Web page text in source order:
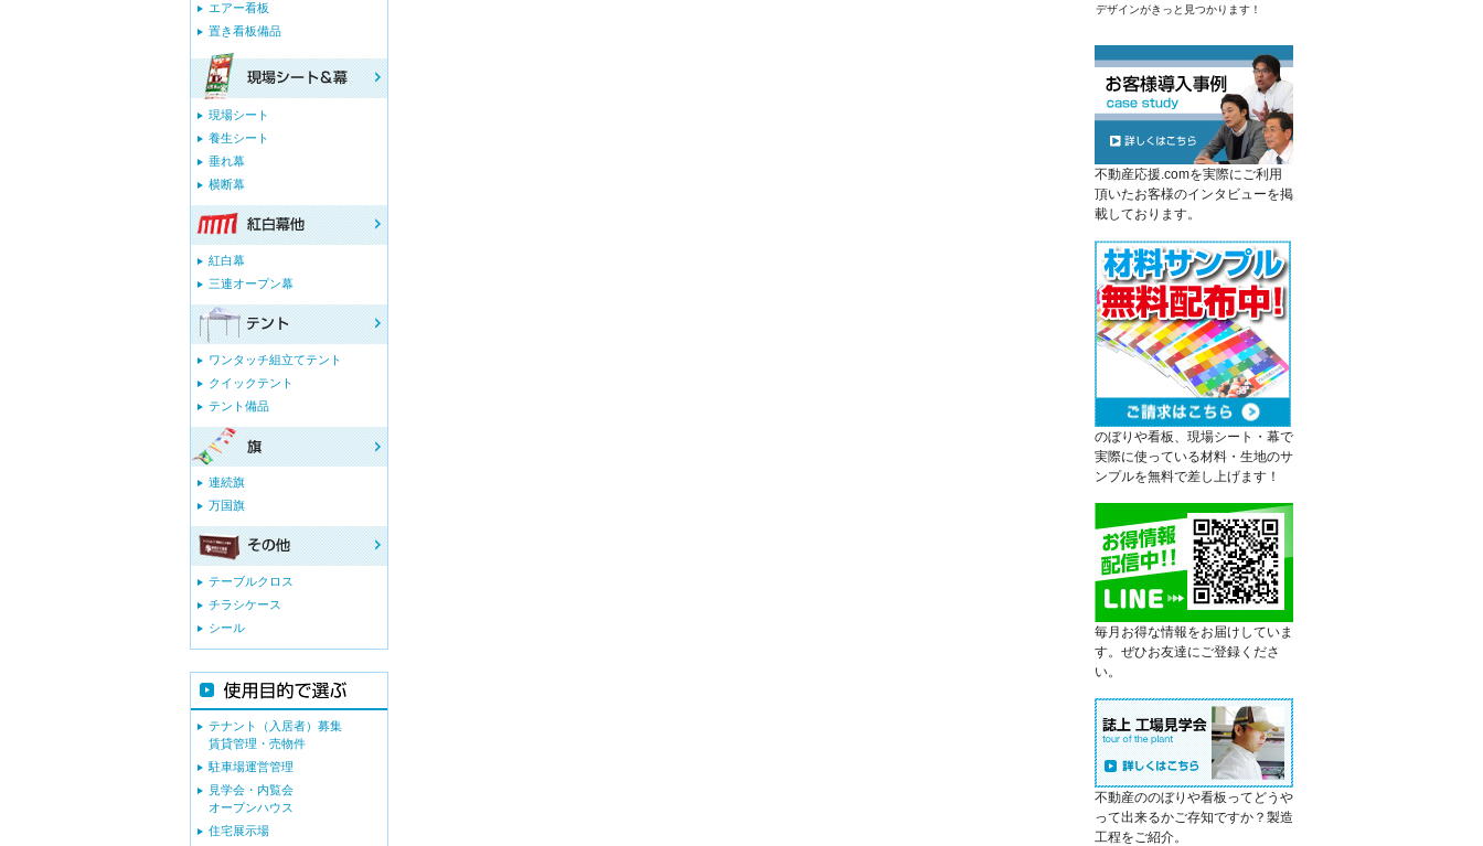
デザインがきっと見つかります！
不動産応援.comを実際にご利用
頂いたお客様のインタビューを掲
載しております。
のぼりや看板、現場シート・幕で
実際に使っている材料・生地のサ
ンプルを無料で差し上げます！
毎月お得な情報をお届けしていま
す。ぜひお友達にご登録くださ
い。
不動産ののぼりや看板ってどうや
って出来るかご存知ですか？製造
工程をご紹介。
エアー看板
置き看板備品
現場シート
養生シート
垂れ幕
横断幕
紅白幕
三連オープン幕
ワンタッチ組立てテント
クイックテント
テント備品
連続旗
万国旗
テーブルクロス
チラシケース
シール
テナント（入居者）募集
賃貸管理・売物件
駐車場運営管理
見学会・内覧会
オープンハウス
住宅展示場